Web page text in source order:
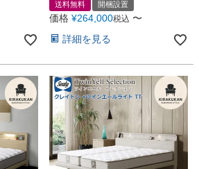
送料無料 開梱設置
価格 ¥264,000税込 〜
詳細を見る